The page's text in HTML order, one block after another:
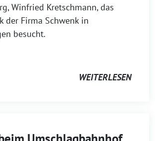
Winfried Kretschmann, das
der Firma Schwenk in
besucht.
WEITERLESEN